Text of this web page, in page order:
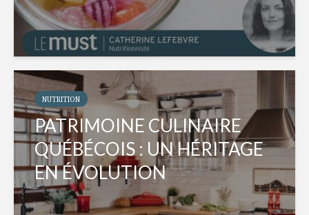
NUTRITION
PATRIMOINE CULINAIRE
QUÉBÉCOIS : UN HÉRITAGE
EN ÉVOLUTION